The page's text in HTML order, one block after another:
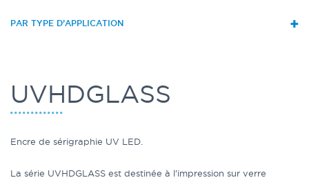
+
PAR TYPE D’APPLICATION
UVHDGLASS
Encre de sérigraphie UV LED.
La série UVHDGLASS est destinée à l’impression sur verre